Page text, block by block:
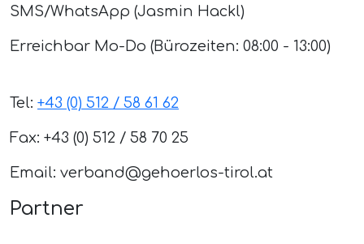
SMS/WhatsApp (Jasmin Hackl)
Erreichbar Mo-Do (Bürozeiten: 08:00 - 13:00)
Tel: +43 (0) 512 / 58 61 62
Fax: +43 (0) 512 / 58 70 25
Email: verband@gehoerlos-tirol.at
Partner